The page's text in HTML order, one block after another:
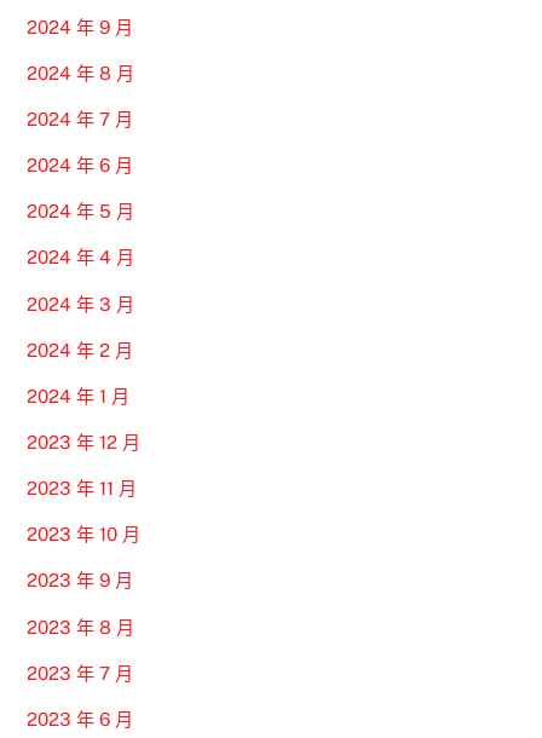
2024 年 9 月
2024 年 8 月
2024 年 7 月
2024 年 6 月
2024 年 5 月
2024 年 4 月
2024 年 3 月
2024 年 2 月
2024 年 1 月
2023 年 12 月
2023 年 11 月
2023 年 10 月
2023 年 9 月
2023 年 8 月
2023 年 7 月
2023 年 6 月